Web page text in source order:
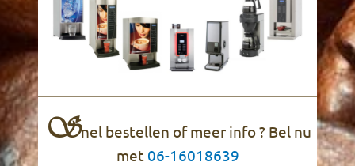
Snel bestellen of meer info ? Bel nu
met 06-16018639